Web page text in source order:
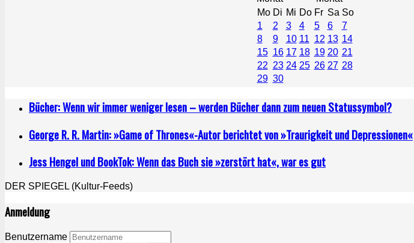
Mo Di Mi Do Fr Sa So
1
2 3 4 5 6
7
8
9 10 11 12 13 14
15 16 17 18 19 20 21
22 23 24 25 26 27 28
29 30
Bücher: Wenn wir immer weniger lesen – werden Bücher dann zum neuen Statussymbol?
George R. R. Martin: »Game of Thrones«-Autor berichtet von »Traurigkeit und Depressionen«
Jess Hengel und BookTok: Wenn das Buch sie »zerstört hat«, war es gut
DER SPIEGEL (Kultur-Feeds)
Anmeldung
Benutzername